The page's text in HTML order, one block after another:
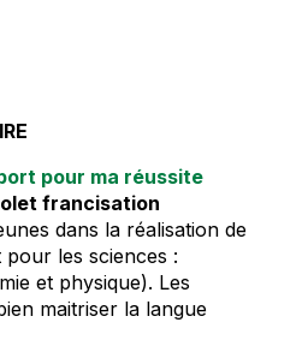
pour ma réussite
francisation
dans la réalisation de
les sciences :
et physique). Les
maitriser la langue